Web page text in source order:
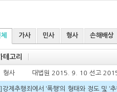
가사 민사 형사 손해배상
테고리
형사 대법원 2015. 9. 10 선고 2015
강제추행죄에서 ‘폭행’의 형태와 정도 및 ‘